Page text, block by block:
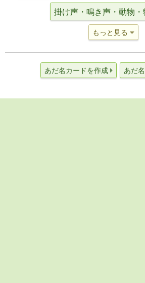
掛け声・鳴き声・動物・
もっと見る
あだ名カードを作成 あだ